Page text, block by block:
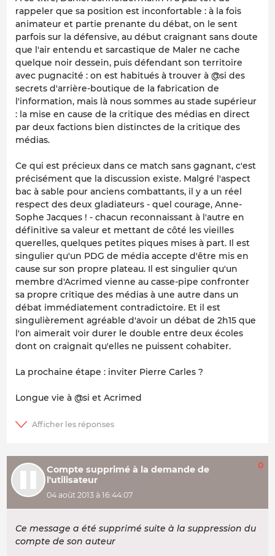
rappeler que sa position est inconfortable : à la fois
animateur et partie prenante du débat, on le sent
parfois sur la défensive, au début craignant sans doute
que l'air entendu et sarcastique de Maler ne cache
quelque noir dessein, puis défendant son territoire
avec pugnacité : on est habitués à trouver à @si des
secrets d'arrière-boutique de la fabrication de
l'information, mais là nous sommes au stade supérieur
: la mise en cause de la critique des médias en direct
par deux factions bien distinctes de la critique des
médias.
Ce qui est précieux dans ce match sans gagnant, c'est
précisément que la discussion existe. Malgré l'aspect
bac à sable pour anciens combattants, il y a un réel
respect des deux gladiateurs - quel courage, Anne-
Sophe Jacques ! - chacun reconnaissant à l'autre en
définitive sa valeur et mettant de côté les vieilles
querelles, quelques petites piques mises à part. Il est
singulier qu'un PDG de média accepte d'être mis en
cause sur son propre plateau. Il est singulier qu'un
membre d'Acrimed vienne au casse-pipe confronter
sa propre critique des médias à une autre dans un
débat immédiatement contradictoire. Et il est
singulièrement agréable d'avoir un débat de 2h15 que
l'on aimerait voir durer le double entre deux écoles
dont on craignait qu'elles ne puissent cohabiter.
La prochaine étape : inviter Pierre Carles ?
Longue vie à @si et Acrimed
Compte supprimé à la demande de
l'utilisateur
04 août 2013 à 16:44:07
0
Ce message a été supprimé suite à la suppression du
compte de son auteur